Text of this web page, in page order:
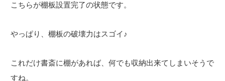
こちらが棚板設置完了の状態です。
やっぱり、棚板の破壊力はスゴイ♪
これだけ書斎に棚があれば、何でも収納出来てしまいそうで
すね。